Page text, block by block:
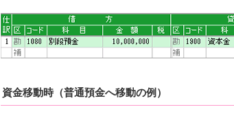
資金移動時（普通預金へ移動の例）